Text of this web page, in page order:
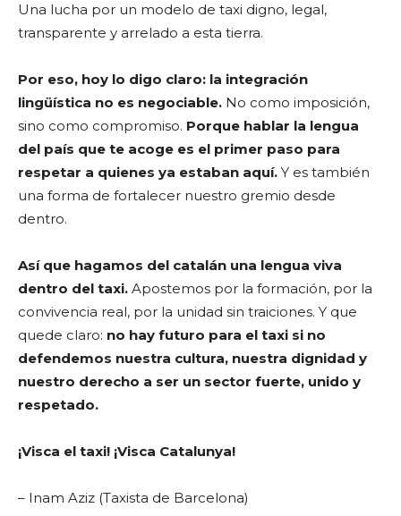
Una lucha por un modelo de taxi digno, legal,
transparente y arrelado a esta tierra.
Por eso, hoy lo digo claro: la integración
lingüística no es negociable. No como imposición,
sino como compromiso. Porque hablar la lengua
del país que te acoge es el primer paso para
respetar a quienes ya estaban aquí. Y es también
una forma de fortalecer nuestro gremio desde
dentro.
Así que hagamos del catalán una lengua viva
dentro del taxi. Apostemos por la formación, por la
convivencia real, por la unidad sin traiciones. Y que
quede claro: no hay futuro para el taxi si no
defendemos nuestra cultura, nuestra dignidad y
nuestro derecho a ser un sector fuerte, unido y
respetado.
¡Visca el taxi! ¡Visca Catalunya!
– Inam Aziz (Taxista de Barcelona)